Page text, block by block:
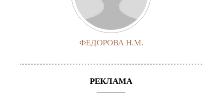
ФЕДОРОВА Н.М.
РЕКЛАМА